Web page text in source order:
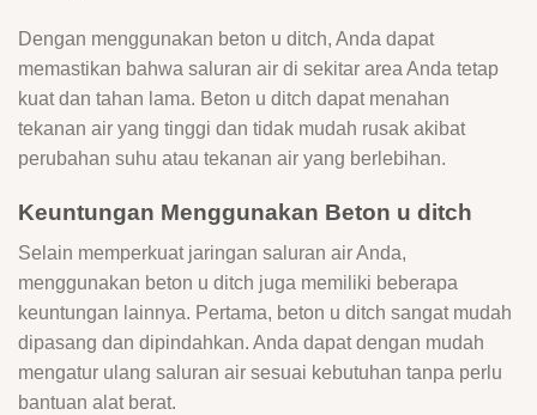
Dengan menggunakan beton u ditch, Anda dapat
memastikan bahwa saluran air di sekitar area Anda tetap
kuat dan tahan lama. Beton u ditch dapat menahan
tekanan air yang tinggi dan tidak mudah rusak akibat
perubahan suhu atau tekanan air yang berlebihan.
Keuntungan Menggunakan Beton u ditch
Selain memperkuat jaringan saluran air Anda,
menggunakan beton u ditch juga memiliki beberapa
keuntungan lainnya. Pertama, beton u ditch sangat mudah
dipasang dan dipindahkan. Anda dapat dengan mudah
mengatur ulang saluran air sesuai kebutuhan tanpa perlu
bantuan alat berat.